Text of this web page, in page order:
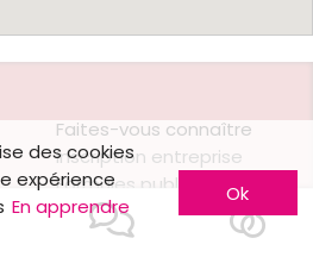
Faites-vous connaître
Inscription entreprise
Formules publicitaires
des cookies
expérience
En apprendre
Ok